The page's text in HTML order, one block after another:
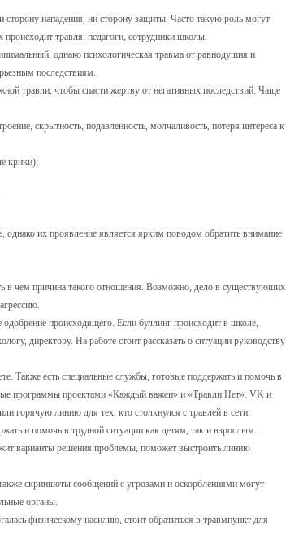
нападения, ни сторону защиты. Часто такую роль могут
происходит травля: педагоги, сотрудники школы.
однако психологическая травма от равнодушия и
последствиям.
травли, чтобы спасти жертву от негативных последствий. Чаще
скрытность, подавленность, молчаливость, потеря интереса к
крики);
однако их проявление является ярким поводом обратить внимание
в чем причина такого отношения. Возможно, дело в существующих
происходящего. Если буллинг происходит в школе,
директору. На работе стоит рассказать о ситуации руководству
Также есть специальные службы, готовые поддержать и помочь в
программы проектами «Каждый важен» и «Травли Нет». VK и
горячую линию для тех, кто столкнулся с травлей в сети.
и помочь в трудной ситуации как детям, так и взрослым.
варианты решения проблемы, поможет выстроить линию
скриншоты сообщений с угрозами и оскорблениями могут
органы.
физическому насилию, стоит обратиться в травмпункт для